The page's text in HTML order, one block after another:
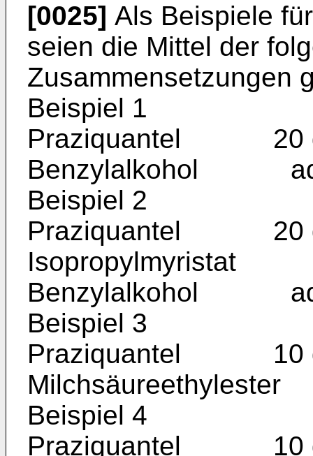
[0025] Als Beispiele
seien die Mittel der
Zusammensetzungen
Beispiel 1
Praziquantel 20
Benzylalkohol ad
Beispiel 2
Praziquantel 20
Isopropylmyristat
Benzylalkohol ad
Beispiel 3
Praziquantel 10
Beispiel 4
Praziquantel 10